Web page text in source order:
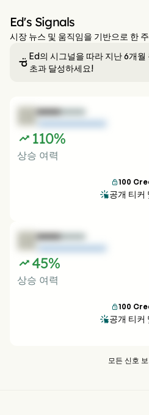
Ed's Signals
시장 뉴스 및 움직임을 기반으로 한

Ed의 시그널을 따라 지난 6개월
초과 달성하세요!
■■■■■■■■
 110%
상승 여력
100
공개 티커
■■■■■■■■
45%
상승 여력
100
공개 티커
모든 신호